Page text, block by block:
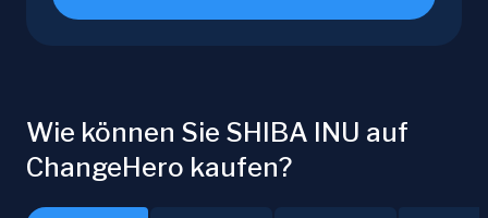
Wie können Sie SHIBA INU auf
ChangeHero kaufen?